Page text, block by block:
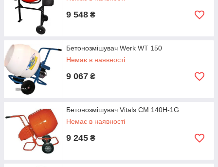
9 548 ₴
Бетонозмішувач Werk WT 150
Немає в наявності
9 067 ₴
Бетонозмішувач Vitals CM 140H-1G
Немає в наявності
9 245 ₴